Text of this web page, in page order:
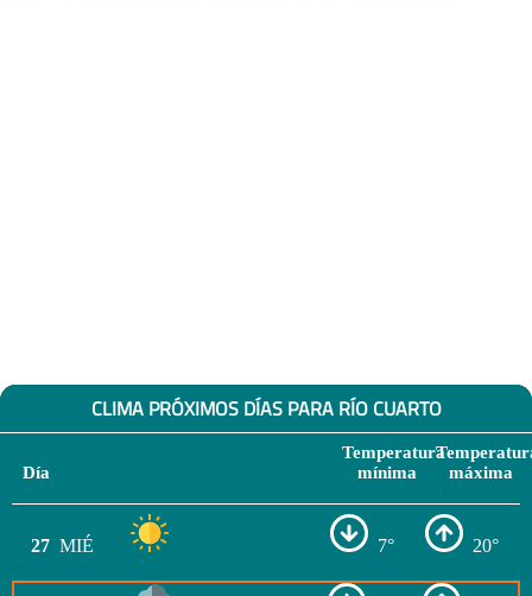
CLIMA PRÓXIMOS DÍAS PARA RÍO CUARTO
Día
Temperatura
mínima
máxima
27 MIÉ 7° 20°